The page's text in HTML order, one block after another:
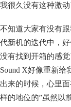
我很久没有这种激动
不知道大家有没有
代新机的迭代中，
没有找到开箱的感
Sound X好像重新
出来的时候，心里
样的地位的”虽然以